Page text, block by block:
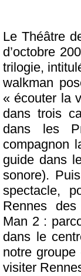
Le Théâtre
d’octobre
trilogie,
walkman
« écouter la
dans trois
dans les
compagnon
guide dans
sonore).
spectacle,
Rennes des
Man 2 :
dans le
notre
visiter